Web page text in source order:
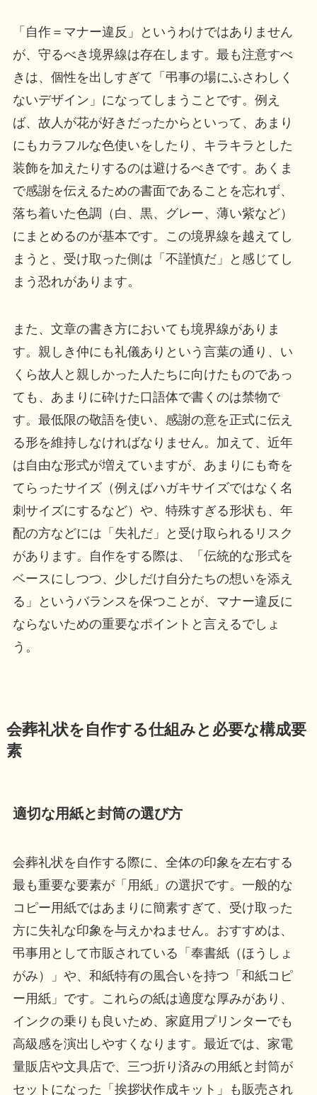
「自作＝マナー違反」というわけではありません
が、守るべき境界線は存在します。最も注意すべ
きは、個性を出しすぎて「弔事の場にふさわしく
ないデザイン」になってしまうことです。例え
ば、故人が花が好きだったからといって、あまり
にもカラフルな色使いをしたり、キラキラとした
装飾を加えたりするのは避けるべきです。あくま
で感謝を伝えるための書面であることを忘れず、
落ち着いた色調（白、黒、グレー、薄い紫など）
にまとめるのが基本です。この境界線を越えてし
まうと、受け取った側は「不謹慎だ」と感じてし
まう恐れがあります。
また、文章の書き方においても境界線がありま
す。親しき仲にも礼儀ありという言葉の通り、い
くら故人と親しかった人たちに向けたものであっ
ても、あまりに砕けた口語体で書くのは禁物で
す。最低限の敬語を使い、感謝の意を正式に伝え
る形を維持しなければなりません。加えて、近年
は自由な形式が増えていますが、あまりにも奇を
てらったサイズ（例えばハガキサイズではなく名
刺サイズにするなど）や、特殊すぎる形状も、年
配の方などには「失礼だ」と受け取られるリスク
があります。自作をする際は、「伝統的な形式を
ベースにしつつ、少しだけ自分たちの想いを添え
る」というバランスを保つことが、マナー違反に
ならないための重要なポイントと言えるでしょ
う。
会葬礼状を自作する仕組みと必要な構成要
素
適切な用紙と封筒の選び方
会葬礼状を自作する際に、全体の印象を左右する
最も重要な要素が「用紙」の選択です。一般的な
コピー用紙ではあまりに簡素すぎて、受け取った
方に失礼な印象を与えかねません。おすすめは、
弔事用として市販されている「奉書紙（ほうしょ
がみ）」や、和紙特有の風合いを持つ「和紙コピ
ー用紙」です。これらの紙は適度な厚みがあり、
インクの乗りも良いため、家庭用プリンターでも
高級感を演出しやすくなります。最近では、家電
量販店や文具店で、三つ折り済みの用紙と封筒が
セットになった「挨拶状作成キット」も販売され